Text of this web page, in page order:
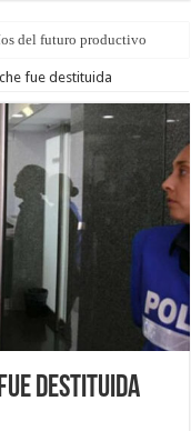
del futuro productivo
fue destituida
destituida